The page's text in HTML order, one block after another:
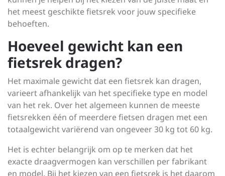
het meest geschikte fietsrek voor jouw specifieke
behoeften.
Hoeveel gewicht kan een
fietsrek dragen?
Het maximale gewicht dat een fietsrek kan dragen,
varieert afhankelijk van het specifieke type en model
van het rek. Over het algemeen kunnen de meeste
fietsrekken één of meerdere fietsen dragen met een
totaalgewicht variërend van ongeveer 30 kg tot 60 kg.
Het is echter belangrijk om op te merken dat het
exacte draagvermogen kan verschillen per fabrikant
en model. Bij het kiezen van een fietsrek is het daarom